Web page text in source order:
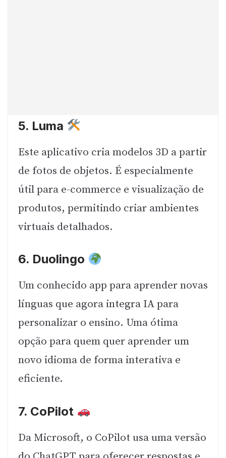
5. Luma
Este aplicativo cria modelos 3D a partir
de fotos de objetos. É especialmente
útil para e-commerce e visualização de
produtos, permitindo criar ambientes
virtuais detalhados.
6. Duolingo
Um conhecido app para aprender novas
línguas que agora integra IA para
personalizar o ensino. Uma ótima
opção para quem quer aprender um
novo idioma de forma interativa e
eficiente.
7. CoPilot
Da Microsoft, o CoPilot usa uma versão